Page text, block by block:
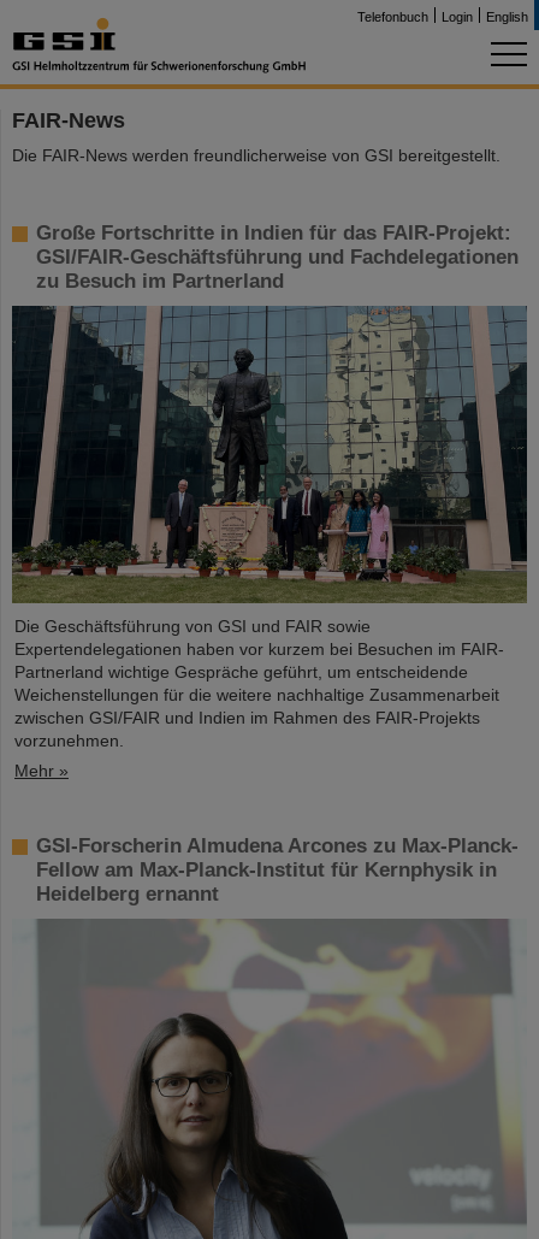
Telefonbuch Login English
FAIR-News
Die FAIR-News werden freundlicherweise von GSI bereitgestellt.
Große Fortschritte in Indien für das FAIR-Projekt:
GSI/FAIR-Geschäftsführung und Fachdelegationen
zu Besuch im Partnerland
Die Geschäftsführung von GSI und FAIR sowie
Expertendelegationen haben vor kurzem bei Besuchen im FAIR-
Partnerland wichtige Gespräche geführt, um entscheidende
Weichenstellungen für die weitere nachhaltige Zusammenarbeit
zwischen GSI/FAIR und Indien im Rahmen des FAIR-Projekts
vorzunehmen.
Mehr »
GSI-Forscherin Almudena Arcones zu Max-Planck-
Fellow am Max-Planck-Institut für Kernphysik in
Heidelberg ernannt